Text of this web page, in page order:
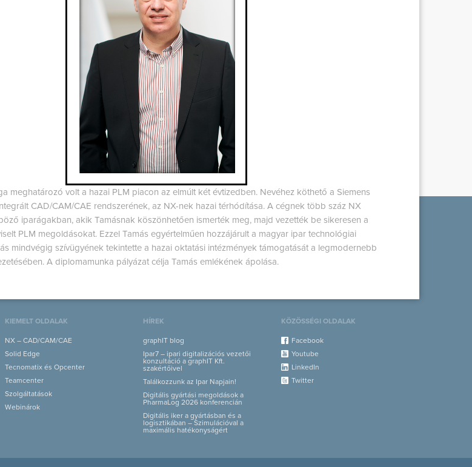
meghatározó volt a hazai PLM piacon az elmúlt két évtizedben. Nevéhez köthető a Siemens
CAD/CAM/CAE rendszerének, az NX-nek hazai térhódítása. A cégnek több száz NX
iparágakban, akik Tamásnak köszönhetően ismerték meg, majd vezették be sikeresen a
PLM megoldásokat. Ezzel Tamás egyértelműen hozzájárult a magyar ipar technológiai
mindvégig szívügyének tekintette a hazai oktatási intézmények támogatását a legmodernebb
A diplomamunka pályázat célja Tamás emlékének ápolása.
KIEMELT OLDALAK
NX – CAD/CAM/CAE
Solid Edge
Tecnomatix és Opcenter
Teamcenter
Szolgáltatások
Webinárok
HÍREK
graphIT blog
Ipar7 – ipari digitalizációs vezetői
konzultáció a graphIT Kft.
szakértőivel
Találkozzunk az Ipar Napjain!
Digitális gyártási megoldások a
PharmaLog 2026 konferencián
Digitális iker a gyártásban és a
logisztikában – Szimulációval a
maximális hatékonyságért
KÖZÖSSÉGI OLDALAK
Facebook
Youtube
LinkedIn
Twitter